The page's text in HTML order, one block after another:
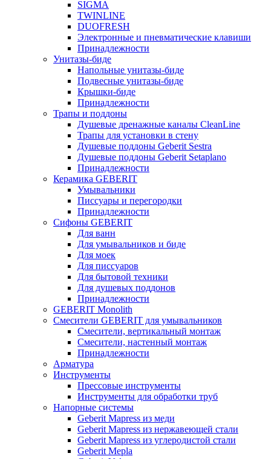
SIGMA
TWINLINE
DUOFRESH
Электронные и пневматические клавиши
Принадлежности
Унитазы-биде
Напольные унитазы-биде
Подвесные унитазы-биде
Крышки-биде
Принадлежности
Трапы и поддоны
Душевые дренажные каналы CleanLine
Трапы для установки в стену
Душевые поддоны Geberit Sestra
Душевые поддоны Geberit Setaplano
Принадлежности
Керамика GEBERIT
Умывальники
Писсуары и перегородки
Принадлежности
Сифоны GEBERIT
Для ванн
Для умывальников и биде
Для моек
Для писсуаров
Для бытовой техники
Для душевых поддонов
Принадлежности
GEBERIT Monolith
Смесители GEBERIT для умывальников
Смесители, вертикальный монтаж
Смесители, настенный монтаж
Принадлежности
Арматура
Инструменты
Прессовые инструменты
Инструменты для обработки труб
Напорные системы
Geberit Mapress из меди
Geberit Mapress из нержавеющей стали
Geberit Mapress из углеродистой стали
Geberit Mepla